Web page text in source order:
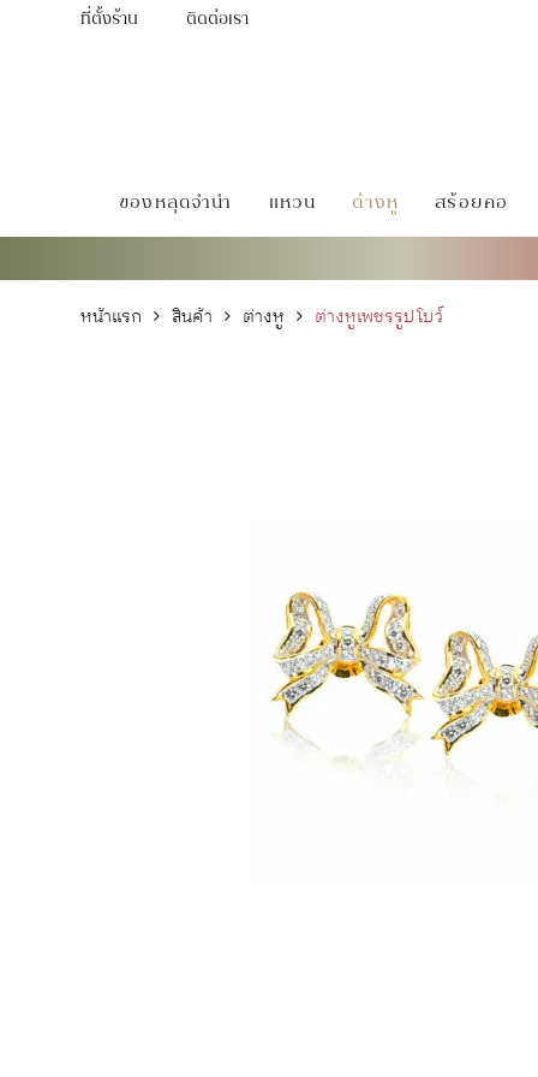
ที่ตั้งร้าน ติดต่อเรา
ของหลุดจำนำ แหวน ต่างหู สร้อยคอ
หน้าแรก สินค้า ต่างหู ต่างหูเพชรรูปโบว์